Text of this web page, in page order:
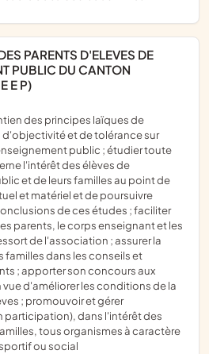
PUBLIC DU CANTON
E P)
et de tolérance sur
public ; étudier toute
l'intérêt des élèves de
et de leurs familles au point de
et matériel et de poursuivre
de ces études ; faciliter
parents, le corps enseignant et les
de l'association ; assurer la
familles dans les conseils et
; apporter son concours aux
d'améliorer les conditions de la
; promouvoir et gérer
participation), dans l'intérêt des
tous organismes à caractère
ou social